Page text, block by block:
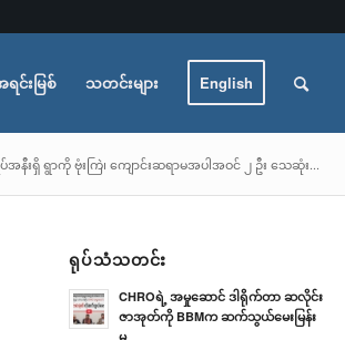
င်းမြစ် သတင်းများ English
အနီးရှိ ရွာကို ဗုံးကြဲ၊ ကျောင်းဆရာမအပါအဝင် ၂ ဦး သေဆုံး...
ရုပ်သံသတင်း
CHROရဲ့ အမှုဆောင် ဒါရိုက်တာ ဆလိုင်း
ဇာအုတ်ကို BBMက ဆက်သွယ်မေးမြန်း
မှု